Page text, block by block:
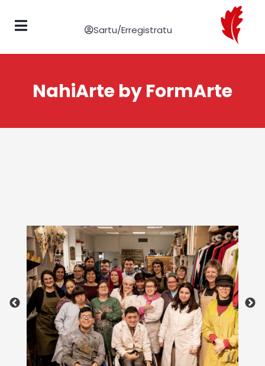
Sartu/Erregistratu
NahiArte by FormArte